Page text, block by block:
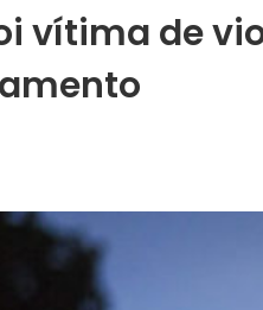
vítima de